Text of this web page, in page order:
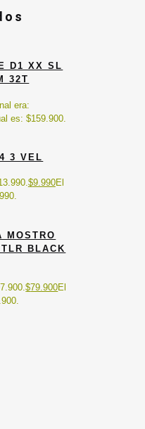
D1 XX SL
32T
era:
es: $159.900.
3 VEL
$9.990El
MOSTRO
BLACK
$79.900El